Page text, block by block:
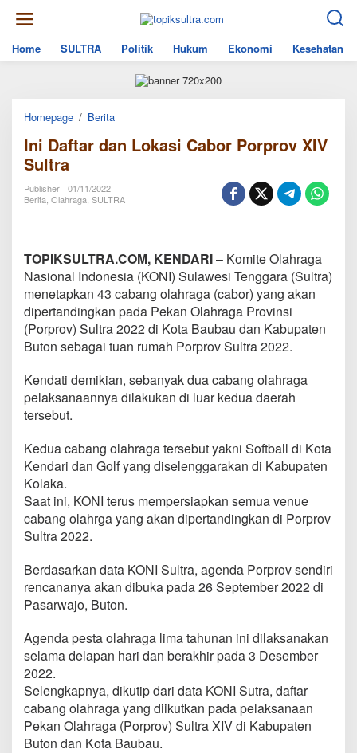
content
Home
SULTRA Politik Hukum Ekonomi Kesehatan
Homepage / BeritaIni
dan
Lokasi
Sultra
Ini Daftar dan Lokasi Cabor Porprov XIV
Sultra
Publisher
01/11/2022
Berita Olahraga SULTRA
TOPIKSULTRA.COM, KENDARI– Komite Olahraga
Nasional Indonesia (KONI) Sulawesi Tenggara (Sultra)
menetapkan 43 cabang olahraga (cabor) yang akan
dipertandingkan pada Pekan Olahraga Provinsi
(Porprov) Sultra 2022 di Kota Baubau dan Kabupaten
Buton sebagai tuan rumah Porprov Sultra 2022.
Kendati demikian, sebanyak dua cabang olahraga
pelaksanaannya dilakukan di luar kedua daerah
tersebut.
Kedua cabang olahraga tersebut yakni Softball di Kota
Kendari dan Golf yang diselenggarakan di Kabupaten
Kolaka.
Saat ini, KONI terus mempersiapkan semua venue
cabang olahrga yang akan dipertandingkan di Porprov
Sultra 2022.
Berdasarkan data KONI Sultra, agenda Porprov sendiri
rencananya akan dibuka pada 26 September 2022 di
Pasarwajo, Buton.
Agenda pesta olahraga lima tahunan ini dilaksanakan
selama delapan hari dan berakhir pada 3 Desember
2022.
Selengkapnya, dikutip dari data KONI Sutra, daftar
cabang olahraga yang diikutkan pada pelaksanaan
Pekan Olahraga (Porprov) Sultra XIV di Kabupaten
Buton dan Kota Baubau.